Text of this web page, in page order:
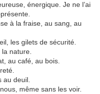
énergique. Je ne l’ai
à la fraise, au sang, au
les gilets de sécurité.
nature.
au café, au bois.
au deuil.
même sans les voir.